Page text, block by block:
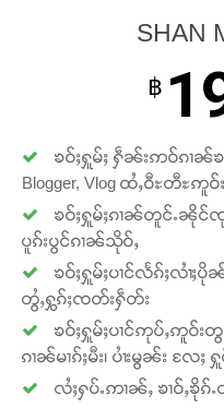
SHAN
฿
ၶဝ်ႈႁူမ်ႈ ႁဵၼ်းဢဝ်ၵၢၼ်ၶ
Blogger, Vlog ထႆႇဝီႊတီႊ
ၶဝ်ႈႁူမ်ႈၵၢၼ်တူင်ႉၼိုင်ၸု
ပူၵ်းပွင်ၵၢၼ်သိုဝ်ႇ
ၶဝ်ႈႁူမ်ႈပၢင်လႅၵ်ႈလၢႆႈ
တွႆႇႁွၵ်ႈၸတ်းႁဵတ်း
ၶဝ်ႈႁူမ်ႈပၢင်ဢုပ်ႇဢူဝ်းတွ
ၵၢၼ်မၢၵ်ႈမီး၊ ပၢႆးမွၼ်း လႄႈ
လႆႈႁပ်ႉဢၢၼ်ႇ ၶၢဝ်ႇၶို